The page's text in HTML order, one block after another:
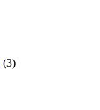
(3)